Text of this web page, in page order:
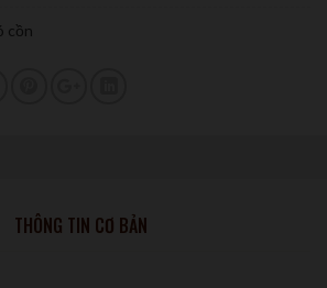
cồn
THÔNG TIN CƠ BẢN